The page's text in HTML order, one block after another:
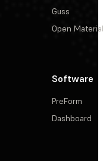
Guss
Open
Software
PreForm
Dashboard